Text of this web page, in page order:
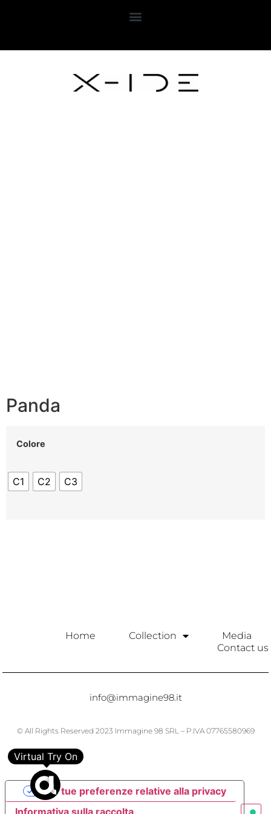
Panda
Colore
C1 C2 C3
Home Collection
Media
Contact us
info@immagine98.it
© All Rights Reserved 2023 Immagine 98 SRL – P.IVA 07765580969
Virtual Try On
Le tue preferenze relative alla privacy